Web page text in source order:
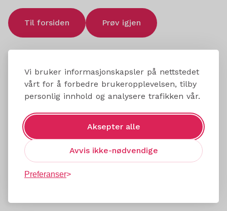
Vi bruker informasjonskapsler på nettstedet
vårt for å forbedre brukeropplevelsen, tilby
personlig innhold og analysere trafikken vår.
Aksepter alle
Avvis ikke-nødvendige
Preferanser
Til forsiden Prøv igjen